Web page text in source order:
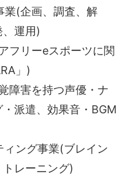
業(企画、調査、解
運用)
フリーeスポーツに関
」)
障害を持つ声優・ナ
派遣、効果音・BGM
ィング事業(ブレイン
レーニング)